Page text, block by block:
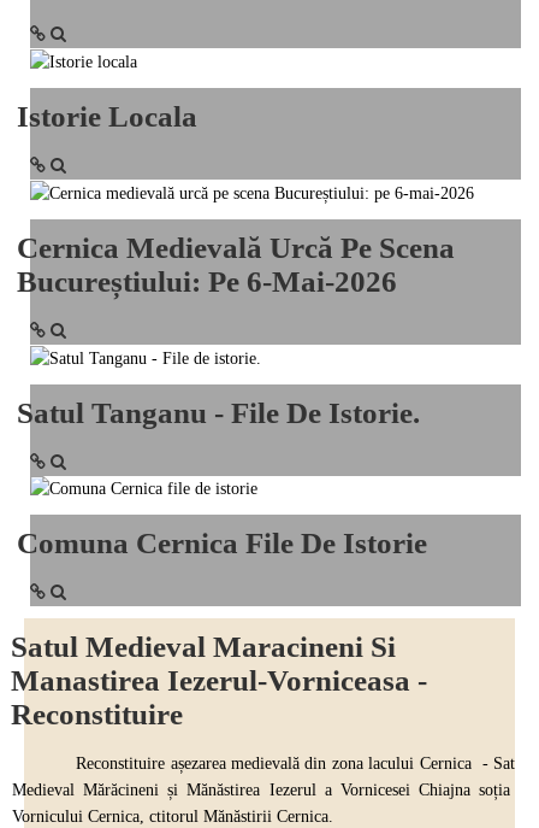
Istorie Locala
Cernica Medievală Urcă Pe Scena
Bucureștiului: Pe 6-Mai-2026
Satul Tanganu - File De Istorie.
Comuna Cernica File De Istorie
Satul Medieval Maracineni Si
Manastirea Iezerul-Vorniceasa -
Reconstituire
Reconstituire așezarea medievală din zona lacului Cernica - Sat
Medieval Mărăcineni și Mănăstirea Iezerul a Vornicesei Chiajna soția
Vornicului Cernica, ctitorul Mănăstirii Cernica.